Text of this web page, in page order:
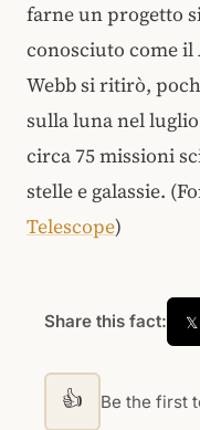
farne un progetto
conosciuto come il
Webb si ritirò,
sulla luna nel luglio
circa 75 missioni
stelle e galassie.
Telescope)
Share this fact: 𝕏
👍 Be the first